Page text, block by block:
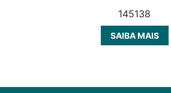
145138
SAIBA MAIS